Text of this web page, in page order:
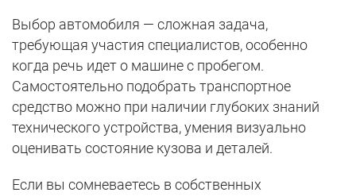
Выбор автомобиля — сложная задача,
требующая участия специалистов, особенно
когда речь идет о машине с пробегом.
Самостоятельно подобрать транспортное
средство можно при наличии глубоких знаний
технического устройства, умения визуально
оценивать состояние кузова и деталей.
Если вы сомневаетесь в собственных